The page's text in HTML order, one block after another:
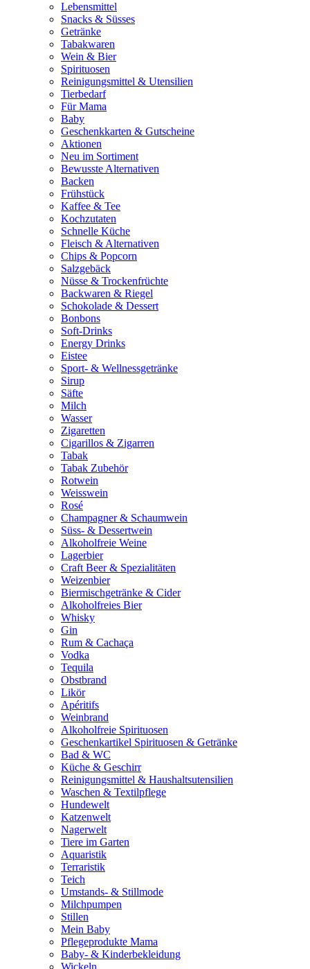
Lebensmittel
Snacks & Süsses
Getränke
Tabakwaren
Wein & Bier
Spirituosen
Reinigungsmittel & Utensilien
Tierbedarf
Für Mama
Baby
Geschenkkarten & Gutscheine
Aktionen
Neu im Sortiment
Bewusste Alternativen
Backen
Frühstück
Kaffee & Tee
Kochzutaten
Schnelle Küche
Fleisch & Alternativen
Chips & Popcorn
Salzgebäck
Nüsse & Trockenfrüchte
Backwaren & Riegel
Schokolade & Dessert
Bonbons
Soft-Drinks
Energy Drinks
Eistee
Sport- & Wellnessgetränke
Sirup
Säfte
Milch
Wasser
Zigaretten
Cigarillos & Zigarren
Tabak
Tabak Zubehör
Rotwein
Weisswein
Rosé
Champagner & Schaumwein
Süss- & Dessertwein
Alkoholfreie Weine
Lagerbier
Craft Beer & Spezialitäten
Weizenbier
Biermischgetränke & Cider
Alkoholfreies Bier
Whisky
Gin
Rum & Cachaça
Vodka
Tequila
Obstbrand
Likör
Apéritifs
Weinbrand
Alkoholfreie Spirituosen
Geschenkartikel Spirituosen & Getränke
Bad & WC
Küche & Geschirr
Reinigungsmittel & Haushaltsutensilien
Waschen & Textilpflege
Hundewelt
Katzenwelt
Nagerwelt
Tiere im Garten
Aquaristik
Terraristik
Teich
Umstands- & Stillmode
Milchpumpen
Stillen
Mein Baby
Pflegeprodukte Mama
Baby- & Kinderbekleidung
Wickeln